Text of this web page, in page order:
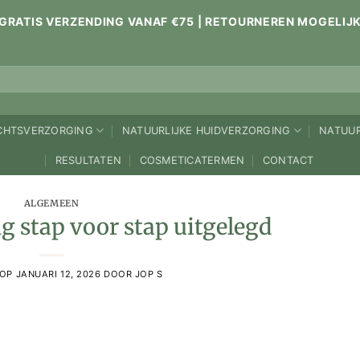
VERZENDING VANAF €75 | RETOURNEREN MOGELIJK
NATUURLIJKE HUIDVERZORGING
RESULTATEN COSMETICATERMEN CONTACT
ALGEMEEN
stap voor stap uitgelegd
JANUARI 12, 2026 DOOR JOP S